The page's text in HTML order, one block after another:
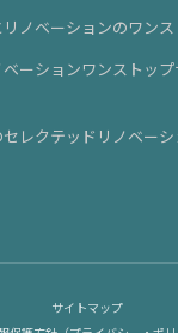
ノベーションのワン
ーションワンストッ
レクテッドリノベーシ
サイトマップ